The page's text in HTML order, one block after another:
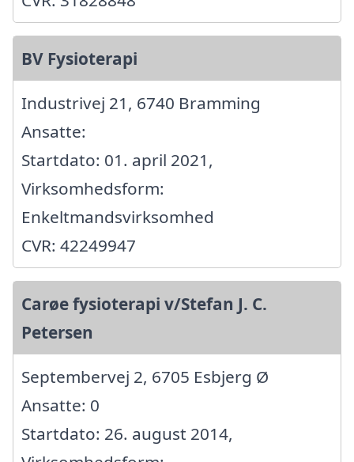
BV Fysioterapi
Industrivej 21, 6740 Bramming
Ansatte:
Startdato: 01. april 2021,
Virksomhedsform:
Enkeltmandsvirksomhed
CVR: 42249947
Carøe fysioterapi v/Stefan J. C.
Petersen
Septembervej 2, 6705 Esbjerg Ø
Ansatte: 0
Startdato: 26. august 2014,